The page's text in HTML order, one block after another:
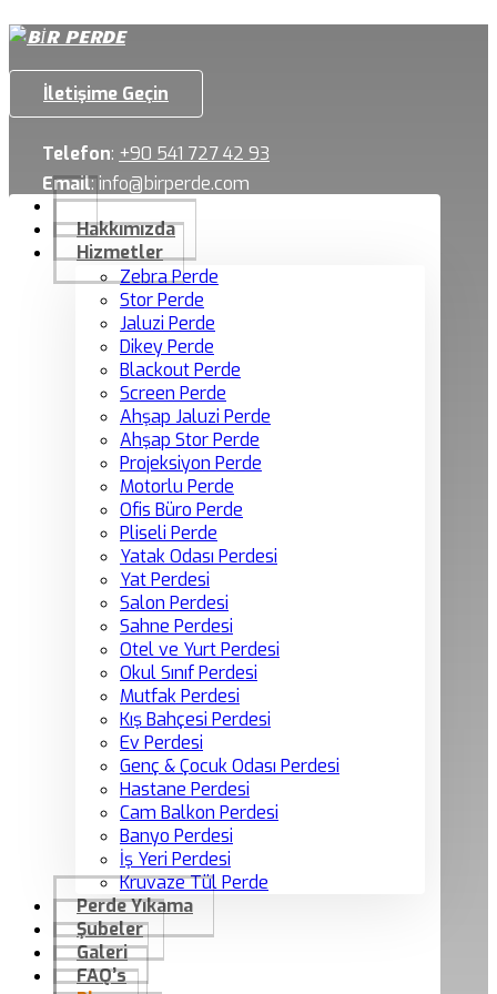
İletişime Geçin
Telefon: +90 541 727 42 93
Email:info@birperde.com
Hakkımızda
Hizmetler
Zebra Perde
Stor Perde
Jaluzi Perde
Dikey Perde
Blackout Perde
Screen Perde
Ahşap Jaluzi Perde
Ahşap Stor Perde
Projeksiyon Perde
Motorlu Perde
Ofis Büro Perde
Pliseli Perde
Yatak Odası Perdesi
Yat Perdesi
Salon Perdesi
Sahne Perdesi
Otel ve Yurt Perdesi
Okul Sınıf Perdesi
Mutfak Perdesi
Kış Bahçesi Perdesi
Ev Perdesi
Genç & Çocuk Odası Perdesi
Hastane Perdesi
Cam Balkon Perdesi
Banyo Perdesi
İş Yeri Perdesi
Kruvaze Tül Perde
Perde Yıkama
Şubeler
Galeri
FAQ’s